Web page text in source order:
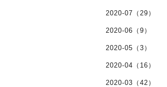
2020-07（29）
2020-06（9）
2020-05（3）
2020-04（16）
2020-03（42）